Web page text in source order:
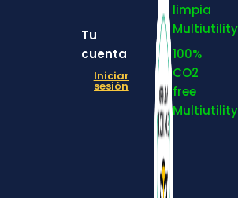
Tu
cuenta
Iniciar
sesión
limpia
Multiutility
100%
CO2
free
Multiutility